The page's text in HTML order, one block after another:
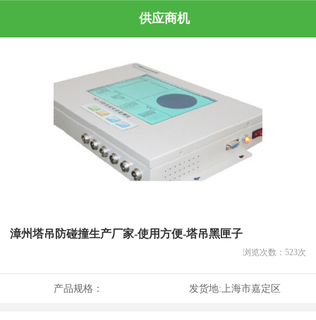
供应商机
漳州塔吊防碰撞生产厂家-使用方便-塔吊黑匣子
浏览次数： 523次
产品规格： 发货地:上海市嘉定区